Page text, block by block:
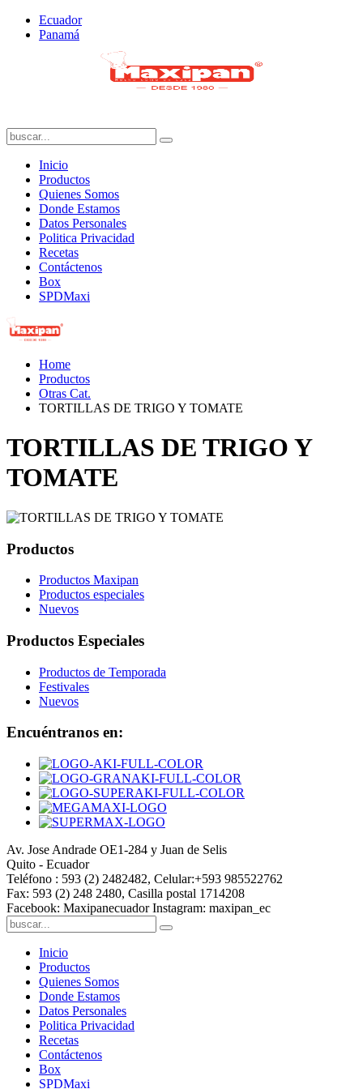
Ecuador
Panamá
Inicio
Productos
Quienes Somos
Donde Estamos
Datos Personales
Politica Privacidad
Recetas
Contáctenos
Box
SPDMaxi
Home
Productos
Otras Cat.
TORTILLAS DE TRIGO Y TOMATE
TORTILLAS DE TRIGO Y
TOMATE
Productos
Productos Maxipan
Productos especiales
Nuevos
Productos Especiales
Productos de Temporada
Festivales
Nuevos
Encuéntranos en:
Av. Jose Andrade OE1-284 y Juan de Selis
Quito - Ecuador
Teléfono : 593 (2) 2482482, Celular:+593 985522762
Fax: 593 (2) 248 2480, Casilla postal 1714208
Facebook: Maxipanecuador Instagram: maxipan_ec
Inicio
Productos
Quienes Somos
Donde Estamos
Datos Personales
Politica Privacidad
Recetas
Contáctenos
Box
SPDMaxi